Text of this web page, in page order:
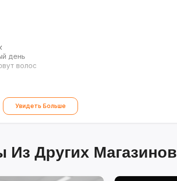
день
волос
Увидеть Больше
Других Магазинов